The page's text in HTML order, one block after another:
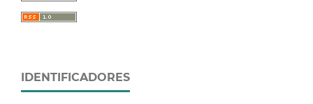
IDENTIFICADORES